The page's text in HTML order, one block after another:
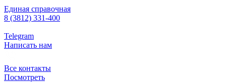
Единая справочная
8 (3812) 331-400
Telegram
Написать нам
Все контакты
Посмотреть